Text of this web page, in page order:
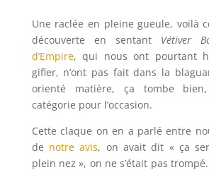
Une raclée en pleine gueule, voilà
découverte en sentant Vétiver
d’Empire, qui nous ont pourtant
gifler, n’ont pas fait dans la
orienté matière, ça tombe
catégorie pour l’occasion.
Cette claque on en a parlé entre
de notre avis, on avait dit « ça
plein nez », on ne s’était pas